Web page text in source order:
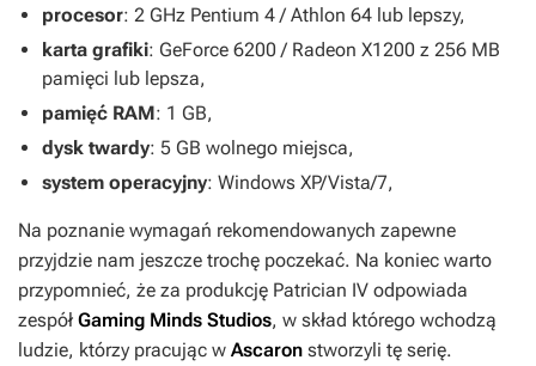
procesor: 2 GHz Pentium 4 / Athlon 64 lub lepszy,
karta grafiki: GeForce 6200 / Radeon X1200 z 256 MB
pamięci lub lepsza,
pamięć RAM: 1 GB,
dysk twardy: 5 GB wolnego miejsca,
system operacyjny: Windows XP/Vista/7,
Na poznanie wymagań rekomendowanych zapewne
przyjdzie nam jeszcze trochę poczekać. Na koniec warto
przypomnieć, że za produkcję Patrician IV odpowiada
zespół Gaming Minds Studios, w skład którego wchodzą
ludzie, którzy pracując w Ascaron stworzyli tę serię.